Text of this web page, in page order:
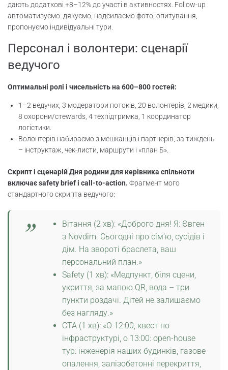
дають додаткові +8–12% до участі в активностях. Follow-up
автоматизуємо: дякуємо, надсилаємо фото, опитування,
пропонуємо індивідуальні тури.
Персонал і волонтери: сценарії
ведучого
Оптимальні ролі і чисельність на 600–800 гостей:
1–2 ведучих, 3 модератори потоків, 20 волонтерів, 2 медики,
8 охорони/стewards, 4 техпідтримка, 1 координатор
логістики.
Волонтерів набираємо з мешканців і партнерів; за тиждень
– інструктаж, чек-листи, маршрути і «план Б».
Скрипт і сценарій Дня родини для керівника спільноти
включає safety brief і call-to-action. Фрагмент мого
стандартного скрипта ведучого:
Вітання (2 хв): «Доброго дня! Я: Євген
з Novdim. Сьогодні про сім’ю, сусідів і
дім. На звороті браслета, ваш
персональний план.»
Safety (1 хв): «Медпункт, біля сцени,
укриття, за мапою QR, вода – три
пункти роздачі. Дітей не залишаємо
без нагляду.»
CTA (1 хв): «О 12:00, квест по
інфраструктурі, о 13:00: open-house
тур: інженерія наших будинків, газове
опалення, залізобетонні перекриття,